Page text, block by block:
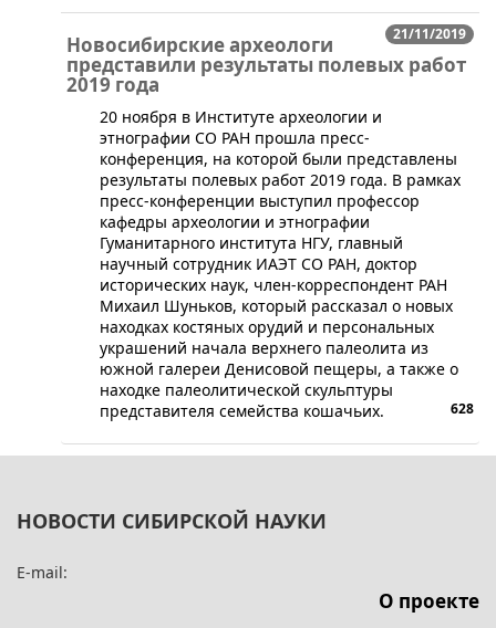
21/11/2019
Новосибирские археологи
представили результаты полевых работ
2019 года
20 ноября в Институте археологии и
этнографии СО РАН прошла пресс-
конференция, на которой были представлены
результаты полевых работ 2019 года. В рамках
пресс-конференции выступил профессор
кафедры археологии и этнографии
Гуманитарного института НГУ, главный
научный сотрудник ИАЭТ СО РАН, доктор
исторических наук, член-корреспондент РАН
Михаил Шуньков, который рассказал о новых
находках костяных орудий и персональных
украшений начала верхнего палеолита из
южной галереи Денисовой пещеры, а также о
находке палеолитической скульптуры
представителя семейства кошачьих.
628
НОВОСТИ СИБИРСКОЙ НАУКИ
E-mail:
О проекте